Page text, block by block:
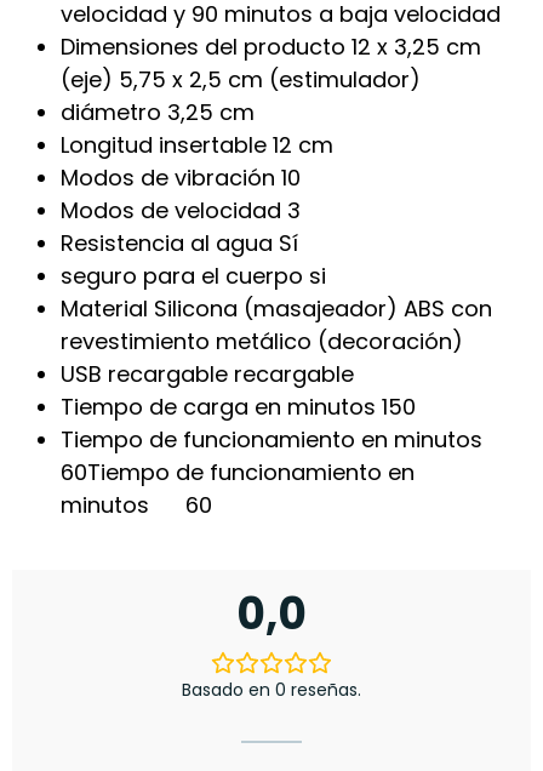
velocidad y 90 minutos a baja velocidad
Dimensiones del producto 12 x 3,25 cm
(eje) 5,75 x 2,5 cm (estimulador)
diámetro 3,25 cm
Longitud insertable 12 cm
Modos de vibración 10
Modos de velocidad 3
Resistencia al agua Sí
seguro para el cuerpo si
Material Silicona (masajeador) ABS con
revestimiento metálico (decoración)
USB recargable recargable
Tiempo de carga en minutos 150
Tiempo de funcionamiento en minutos
60Tiempo de funcionamiento en
minutos 60
0,0
Basado en 0 reseñas.